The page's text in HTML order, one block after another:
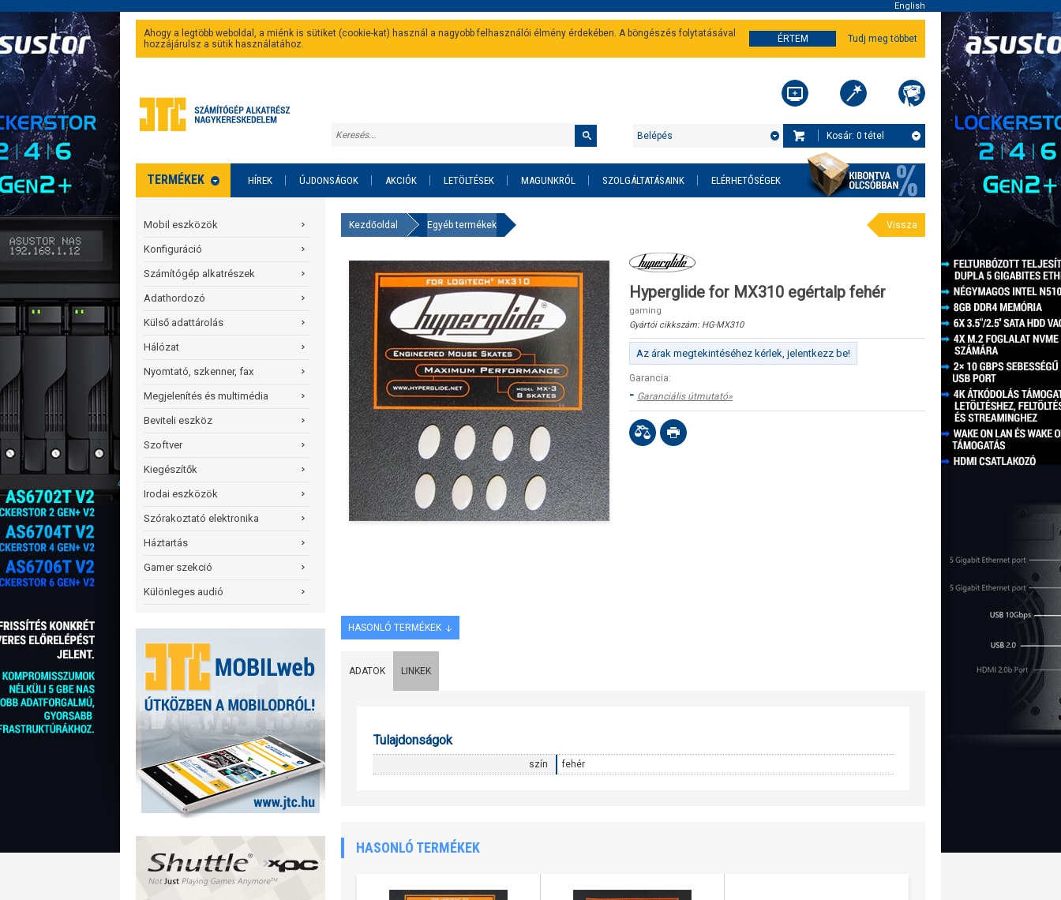
English
Ahogy a legtöbb weboldal, a miénk is sütiket (cookie-kat) használ a nagyobb felhasználói élmény érdekében. A böngészés folytatásával
hozzájárulsz a sütik használatához.
ÉRTEM Tudj meg többet
Kosár: 0 tétel
Belépés
TERMÉKEK HÍREK ÚJDONSÁGOK AKCIÓK LETÖLTÉSEK MAGUNKRÓL SZOLGÁLTATÁSAINK ELÉRHETŐSÉGEK
Mobil eszközök
Konfiguráció
Számítógép alkatrészek
Adathordozó
Külső adattárolás
Hálózat
Nyomtató, szkenner, fax
Megjelenítés és multimédia
Beviteli eszköz
Szoftver
Kiegészítők
Irodai eszközök
Szórakoztató elektronika
Háztartás
Gamer szekció
Különleges audió
Kezdőoldal Egyéb termékek Vissza
Hyperglide for MX310 egértalp fehér
gaming
Gyártói cikkszám: HG-MX310
Az árak megtekintéséhez kérlek, jelentkezz be!
Garancia:
- Garanciális útmutató»
HASONLÓ TERMÉKEK
ADATOK LINKEK
Tulajdonságok
szín fehér
HASONLÓ TERMÉKEK